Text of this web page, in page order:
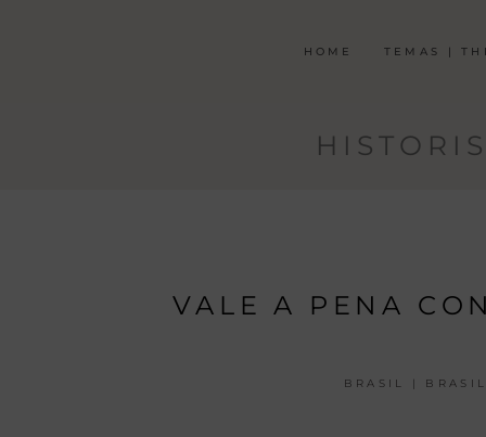
HOME TEMAS |
VALE A PENA
BRASIL |